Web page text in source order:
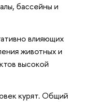
бассейны и
влияющих
животных и
высокой
курят. Общий